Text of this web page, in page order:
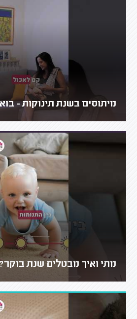
מיתוסים בשנת תינוקות -
מתי ואיך מבטלים שנת